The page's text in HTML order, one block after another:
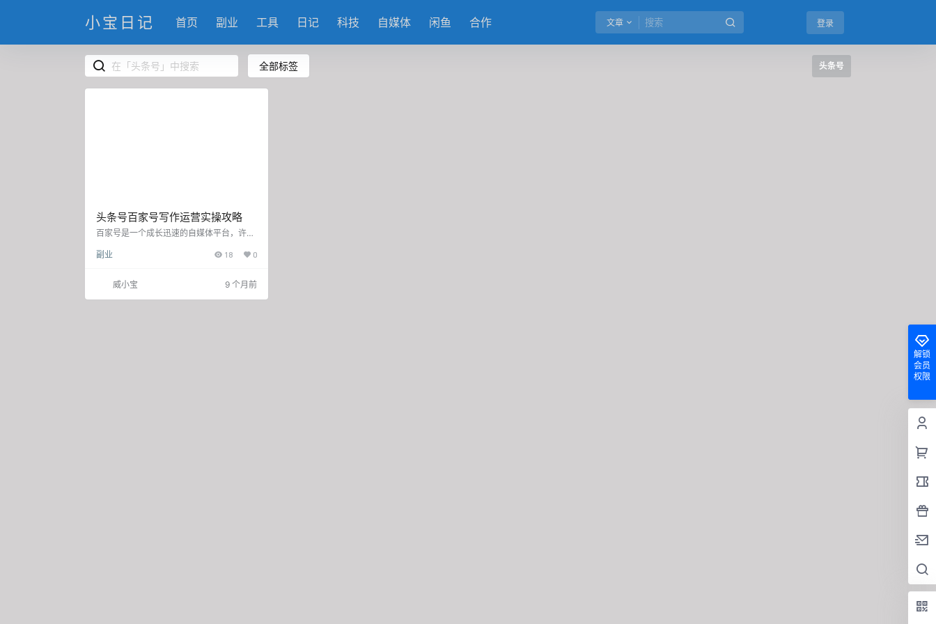
小宝日记 首页 副业 工具 日记 科技 自媒体 闲鱼 合作 文章 登录
全部标签 头条号
头条号百家号写作运营实操攻略
百家号是一个成长迅速的自媒体平台，许多
来入驻。然而，在这个平台上发表文章并不
意也是一项挑战。 作为互联网和自媒体行业
工作多年的运营顾问，今天，我就和大家分
副业 18 0
威小宝 9 个月前
解锁
会员
权限